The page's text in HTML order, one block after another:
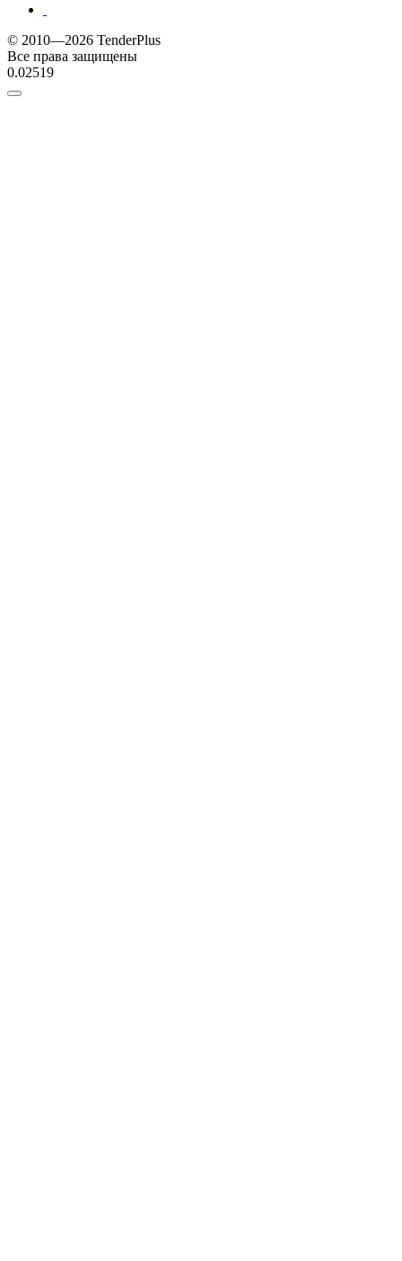
© 2010—2026 TenderPlus
Все права защищены
0.02519